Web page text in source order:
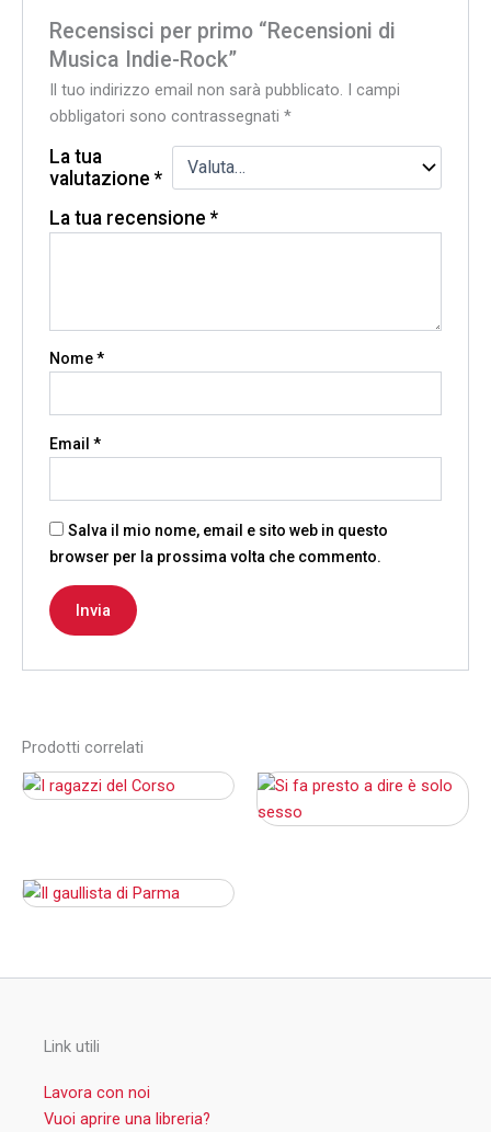
Recensisci per primo “Recensioni di
Musica Indie-Rock”
Il tuo indirizzo email non sarà pubblicato. I campi
obbligatori sono contrassegnati*
La tua
valutazione*
La tua recensione*
Nome*
Email*
Salva il mio nome, email e sito web in questo
browser per la prossima volta che commento.
Prodotti correlati
Link utili
Lavora con noi
Vuoi aprire una libreria?